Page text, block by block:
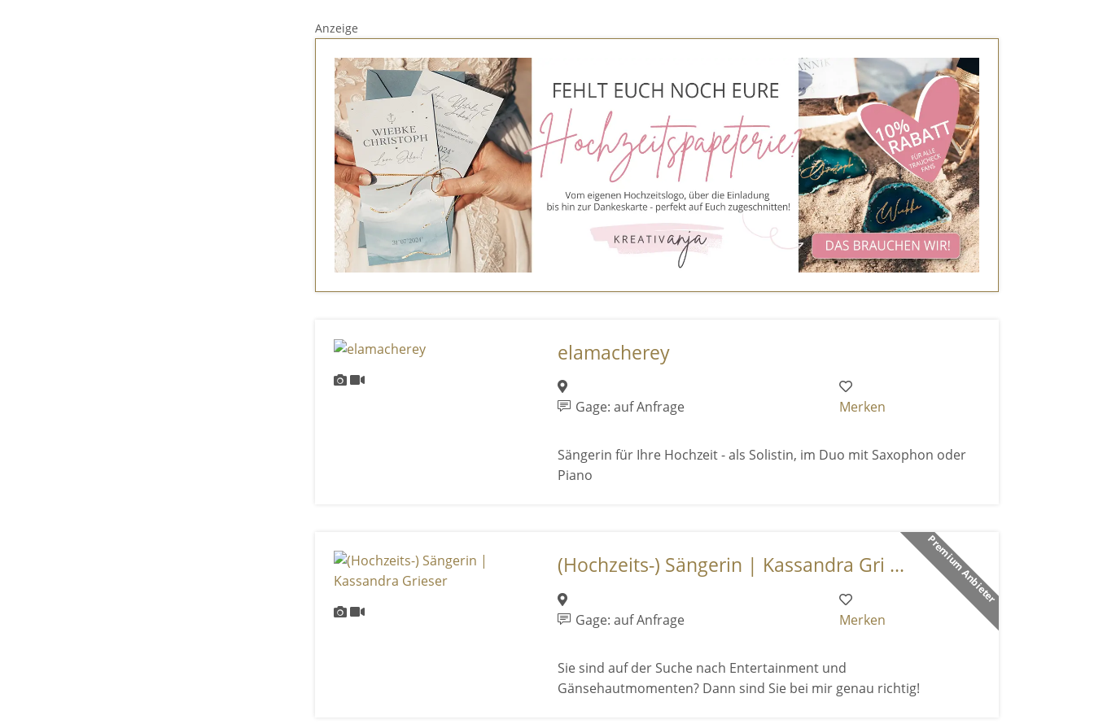
Anzeige
elamacherey
Gage: auf Anfrage Merken
Sängerin für Ihre Hochzeit - als Solistin, im Duo mit Saxophon oder
Piano
Premium Anbieter
(Hochzeits-) Sängerin | Kassandra Gri ...
Gage: auf Anfrage Merken
Sie sind auf der Suche nach Entertainment und
Gänsehautmomenten? Dann sind Sie bei mir genau richtig!